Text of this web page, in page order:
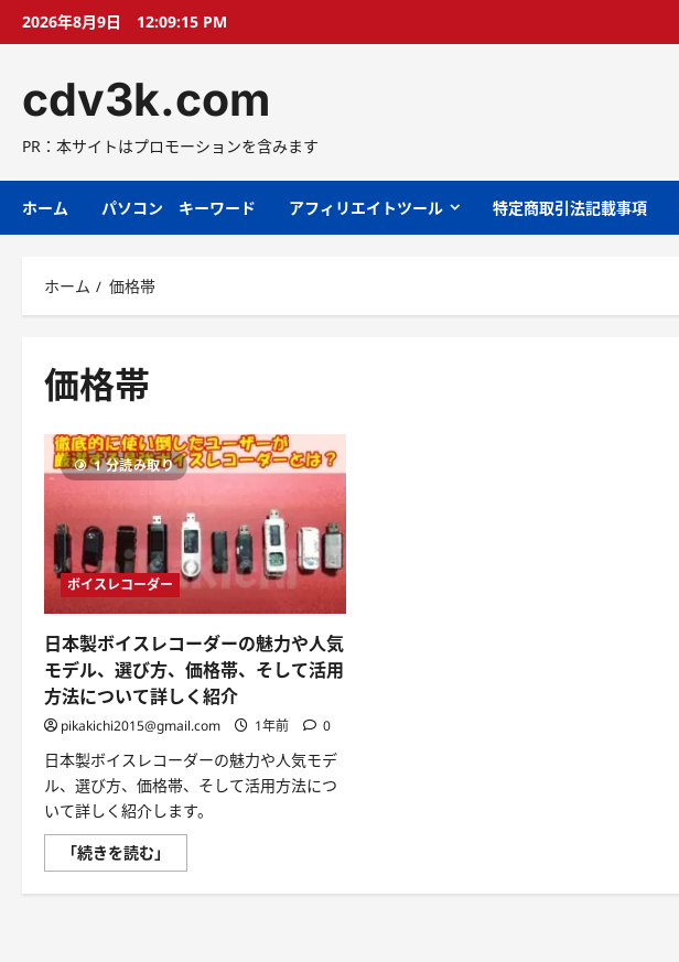
プ
2026年8月9日 12:09:15 PM
cdv3k.com
PR：本サイトはプロモーションを含みます
ホーム パソコン キーワード アフィリエイトツール 特定商取引法記載事項
ホーム 価格帯
価格帯
1 分読み取り
ボイスレコーダー
日本製ボイスレコーダーの魅力や人気
モデル、選び方、価格帯、そして活用
方法について詳しく紹介
pikakichi2015@gmail.com 1年前 0
日本製ボイスレコーダーの魅力や人気モデ
ル、選び方、価格帯、そして活用方法につ
いて詳しく紹介します。
「続きを読む」
本
ボ